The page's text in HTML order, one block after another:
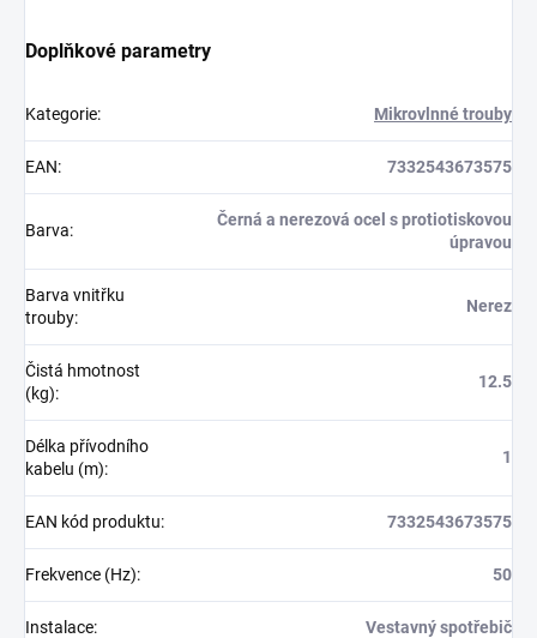
Doplňkové parametry
Kategorie: Mikrovlnné trouby
EAN: 7332543673575
Barva:
Černá a nerezová ocel s protiotiskovou
úpravou
Barva vnitřku
trouby:
Nerez
Čistá hmotnost
(kg):
12.5
Délka přívodního
kabelu (m):
1
EAN kód produktu: 7332543673575
Frekvence (Hz): 50
Instalace: Vestavný spotřebič